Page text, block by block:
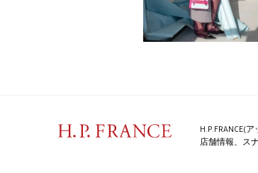
H.P.FRANCE(
店舗情報、ス